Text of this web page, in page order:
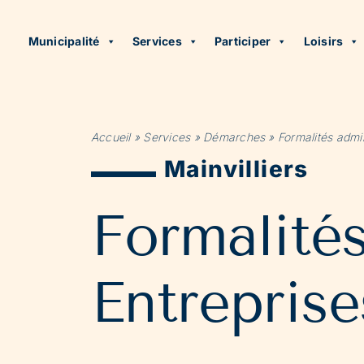
Municipalité Services Participer Loisirs
Accueil» Services» Démarches» Formalités
Mainvilliers